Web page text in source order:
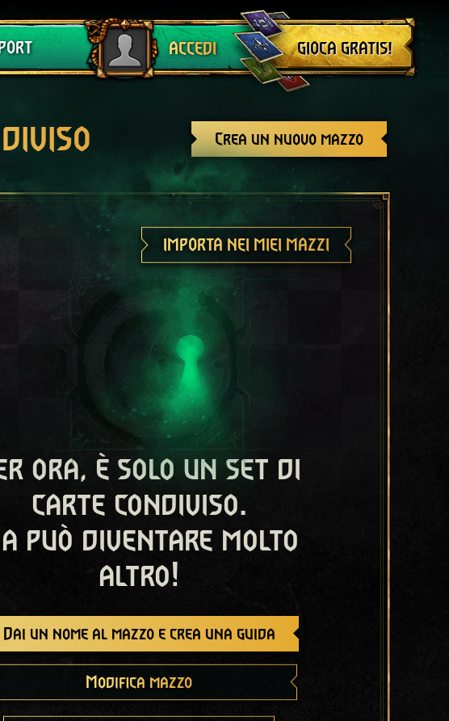
ACCEDI
Esci
GIOCA GRATIS!
Crea un nuovo mazzo
IMPORTA NEI MIEI MAZZI
ora, è solo un set di
carte condiviso.
può diventare molto
altro!
Dai un nome al mazzo e crea una guida
Modifica mazzo